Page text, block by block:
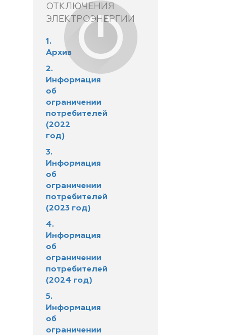
ОТКЛЮЧЕНИЯ
ЭЛЕКТРОЭНЕРГИИ
1.
Архив
2.
Информация
об
ограничении
потребителей
(2022
год)
3.
Информация
об
ограничении
потребителей
(2023 год)
4.
Информация
об
ограничении
потребителей
(2024 год)
5.
Информация
об
ограничении